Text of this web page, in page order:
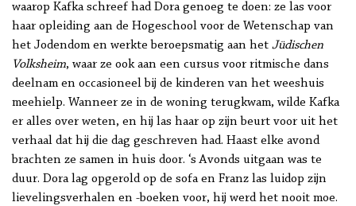
waarop Kafka schreef had Dora genoeg te doen: ze las voor
haar opleiding aan de Hogeschool voor de Wetenschap van
het Jodendom en werkte beroepsmatig aan het Jüdischen
Volksheim, waar ze ook aan een cursus voor ritmische dans
deelnam en occasioneel bij de kinderen van het weeshuis
meehielp. Wanneer ze in de woning terugkwam, wilde Kafka
er alles over weten, en hij las haar op zijn beurt voor uit het
verhaal dat hij die dag geschreven had. Haast elke avond
brachten ze samen in huis door. ‘s Avonds uitgaan was te
duur. Dora lag opgerold op de sofa en Franz las luidop zijn
lievelingsverhalen en -boeken voor, hij werd het nooit moe.